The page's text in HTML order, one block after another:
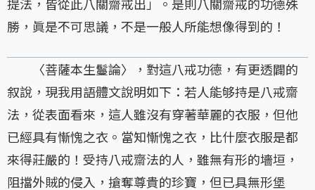
勝，眞是不可思議，不是一般人所能想像得到的！
〈菩薩本生鬘論〉，對這八戒功德，有更透闢的
叙說，現我用語體文說明如下：若人能够持是八戒齋
法，從表面看來，這人雖沒有穿著華麗的衣服，但他
已經具有慚愧之衣。當知慚愧之衣，比什麼衣服是都
來得莊嚴的！受持八戒齋法的人，雖無有形的墻垣，
阻擋外賊的侵入，搶奪尊貴的珍寶，但已具無形堡